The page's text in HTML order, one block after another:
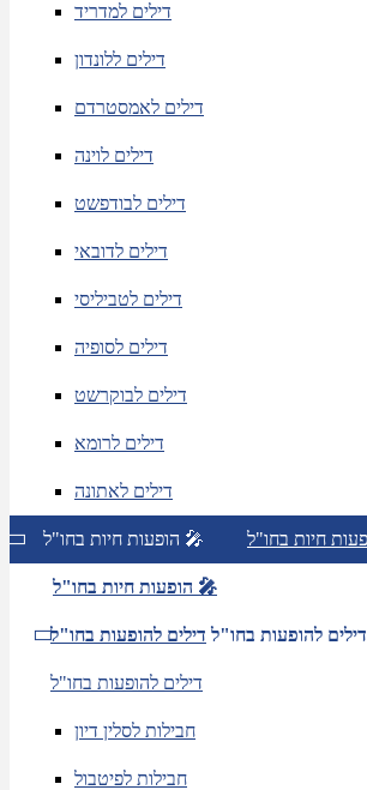
דילים למדריד
דילים ללונדון
דילים לאמסטרדם
דילים לוינה
דילים לבודפשט
דילים לדובאי
דילים לטביליסי
דילים לסופיה
דילים לבוקרשט
דילים לרומא
דילים לאתונה
הופעות חיות בחו"ל 🎤
הופעות חיות בחו"ל 🎤
דילים להופעות בחו"ל דילים להופעות בחו"ל
דילים להופעות בחו"ל
חבילות לסלין דיון
חבילות לפיטבול